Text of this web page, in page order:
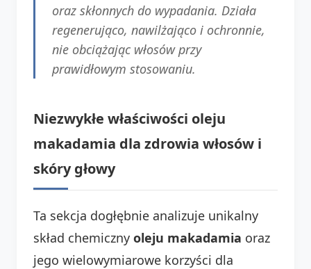
oraz skłonnych do wypadania. Działa
regenerująco, nawilżająco i ochronnie,
nie obciążając włosów przy
prawidłowym stosowaniu.
Niezwykłe właściwości oleju
makadamia dla zdrowia włosów i
skóry głowy
Ta sekcja dogłębnie analizuje unikalny
skład chemiczny oleju makadamia oraz
jego wielowymiarowe korzyści dla